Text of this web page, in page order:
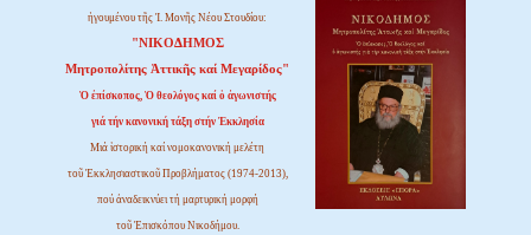
ἡγουμένου τῆς Ἱ. Μονῆς Νέου Στουδίου:
"ΝΙΚΟΔΗΜΟΣ
Μητροπολίτης Ἀττικῆς καί Μεγαρίδος"
Ὁ ἐπίσκοπος, Ὁ θεολόγος καί ὁ ἀγωνιστής
γιά τήν κανονική τάξη στήν Ἐκκλησία
Μιά ἱστορική καί νομοκανονική μελέτη
τοῦ Ἐκκλησιαστικοῦ Προβλήματος (1974-2013),
πού ἀναδεικνύει τή μαρτυρική μορφή
τοῦ Ἐπισκόπου Νικοδήμου.